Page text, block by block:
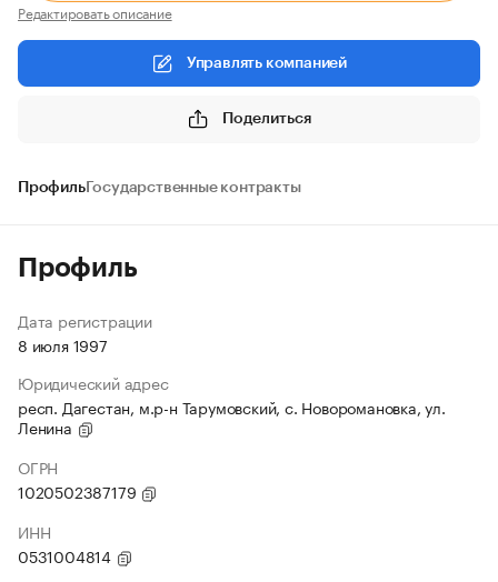
Редактировать описание
Управлять компанией
Поделиться
ПрофильГосударственные контракты
Профиль
Дата регистрации
8 июля 1997
Юридический адрес
респ. Дагестан, м.р-н Тарумовский, с. Новоромановка, ул.
Ленина
ОГРН
1020502387179
ИНН
0531004814